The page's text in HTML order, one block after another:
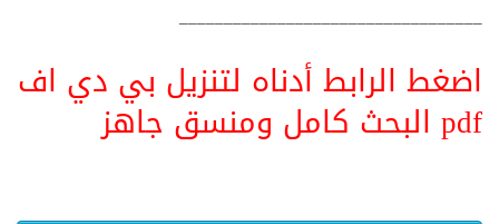
__________________________________
اضغط الرابط أدناه لتنزيل بي دي اف
pdf البحث كامل ومنسق جاهز